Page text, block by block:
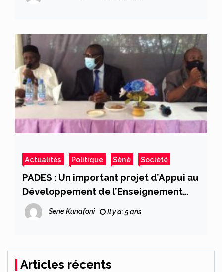
Actualités Politique Sènè Société
PADES : Un important projet d’Appui au
Développement de l’Enseignement
Supérieur à terme
Sene Kunafoni Il y a: 5 ans
Articles récents